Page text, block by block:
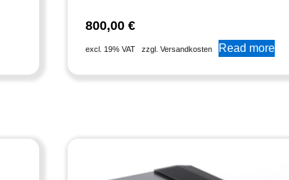
800,00 €
excl. 19% VAT zzgl. Versandkosten Read more